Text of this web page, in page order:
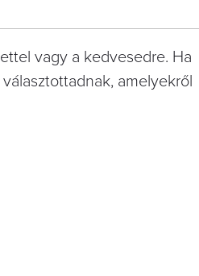
vagy a kedvesedre. Ha
amelyekről